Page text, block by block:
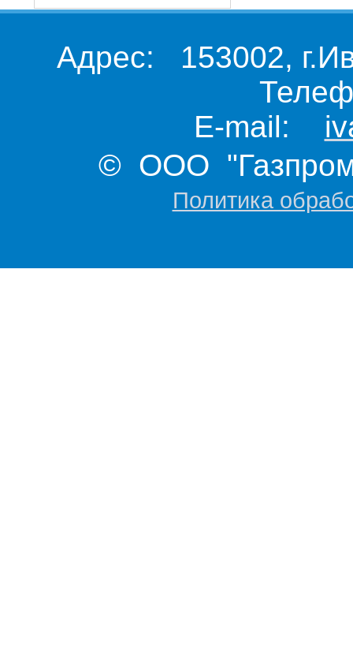
Адрес: 153002,
E-mail:
© ООО "Газпром
Политика